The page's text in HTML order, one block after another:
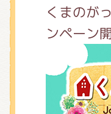
くまのが
ンペーン
ショッ
グッズ